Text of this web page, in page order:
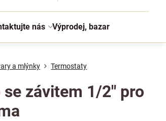
nás Výprodej, bazar
a mlýnky Termostaty
závitem 1/2" pro